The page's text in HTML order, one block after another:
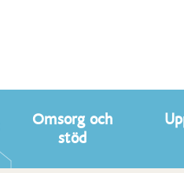
Omsorg och
stöd